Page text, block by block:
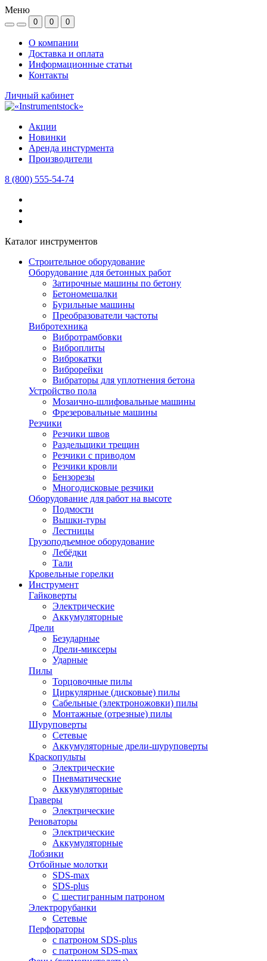
Меню
0 0 0
О компании
Доставка и оплата
Информационные статьи
Контакты
Личный кабинет
Акции
Новинки
Аренда инстурмента
Производители
8 (800) 555-54-74
Каталог инструментов
Строительное оборудование
Оборудование для бетонных работ
Затирочные машины по бетону
Бетономешалки
Бурильные машины
Преобразователи частоты
Вибротехника
Вибротрамбовки
Виброплиты
Виброкатки
Виброрейки
Вибраторы для уплотнения бетона
Устройство пола
Мозаично-шлифовальные машины
Фрезеровальные машины
Резчики
Резчики швов
Раздельщики трещин
Резчики с приводом
Резчики кровли
Бензорезы
Многодисковые резчики
Оборудование для работ на высоте
Подмости
Вышки-туры
Лестницы
Грузоподъемное оборудование
Лебёдки
Тали
Кровельные горелки
Инструмент
Гайковерты
Электрические
Аккумуляторные
Дрели
Безударные
Дрели-миксеры
Ударные
Пилы
Торцовочные пилы
Циркулярные (дисковые) пилы
Сабельные (электроножовки) пилы
Монтажные (отрезные) пилы
Шуруповерты
Сетевые
Аккумуляторные дрели-шуруповерты
Краскопульты
Электрические
Пневматические
Аккумуляторные
Граверы
Электрические
Реноваторы
Электрические
Аккумуляторные
Лобзики
Отбойные молотки
SDS-max
SDS-plus
С шестигранным патроном
Электрорубанки
Сетевые
Перфораторы
с патроном SDS-plus
с патроном SDS-max